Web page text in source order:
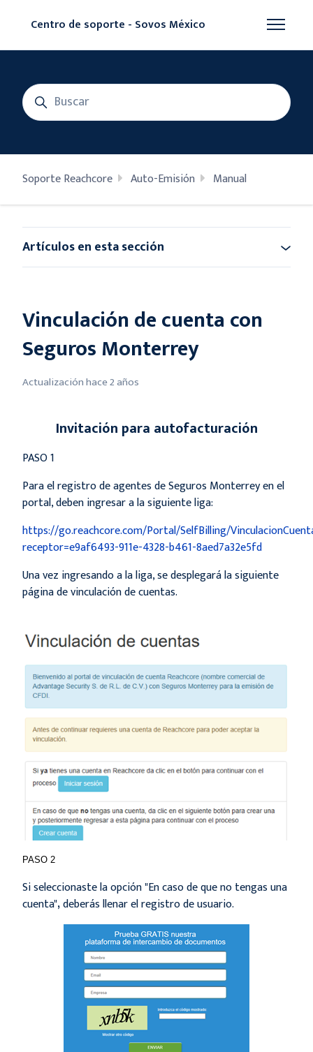
Centro de soporte - Sovos México
Abrir/
Búsqueda
Soporte Reachcore Auto-Emisión Manual
Vinculación de cuenta con
Seguros Monterrey
Actualizaciónhace 2 años
Invitación para autofacturación
PASO 1
Para el registro de agentes de Seguros Monterrey en el
portal, deben ingresar a la siguiente liga:
https://go.reachcore.com/Portal/SelfBilling/
receptor=e9af6493-911e-4328-b461-8aed7a32e5fd
Una vez ingresando a la liga, se desplegará la siguiente
página de vinculación de cuentas.
PASO 2
Si seleccionaste la opción "En caso de que no tengas una
cuenta",deberás llenar el registro de usuario.
Artículos en esta sección